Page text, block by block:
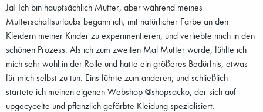
Ja! Ich bin hauptsächlich Mutter, aber während meines
Mutterschaftsurlaubs begann ich, mit natürlicher Farbe an den
Kleidern meiner Kinder zu experimentieren, und verliebte mich in den
schönen Prozess. Als ich zum zweiten Mal Mutter wurde, fühlte ich
mich sehr wohl in der Rolle und hatte ein größeres Bedürfnis, etwas
für mich selbst zu tun. Eins führte zum anderen, und schließlich
startete ich meinen eigenen Webshop @shopsacko, der sich auf
upgecycelte und pflanzlich gefärbte Kleidung spezialisiert.